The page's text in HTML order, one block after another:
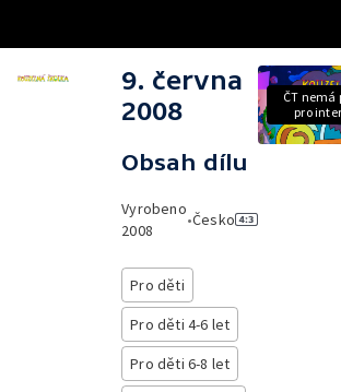
9. června
2008
Obsah dílu
Vyrobeno
2008
•Česko
Pro děti
Pro děti 4-6 let
Pro děti 6-8 let
ČT nemá
pro